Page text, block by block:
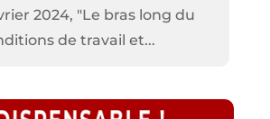
2024, "Le bras long du
de travail et...